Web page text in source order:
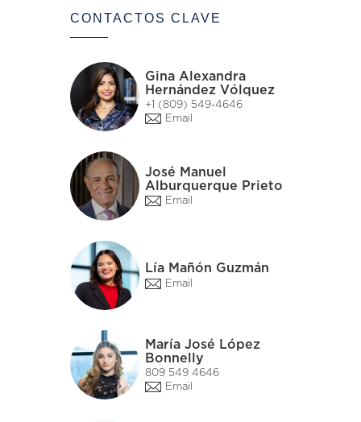
CONTACTOS CLAVE
Gina Alexandra
Hernández Vólquez
+1 (809) 549-4646
Email
José Manuel
Alburquerque Prieto
Email
Lía Mañón Guzmán
Email
María José López
Bonnelly
809 549 4646
Email